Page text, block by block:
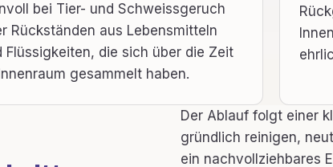
bei Tier- und Schweissgeruch
Rückständen aus Lebensmitteln
Flüssigkeiten, die sich über die Zeit
gesammelt haben.
Der Ablauf folgt einer
gründlich reinigen,
ein nachvollziehbares